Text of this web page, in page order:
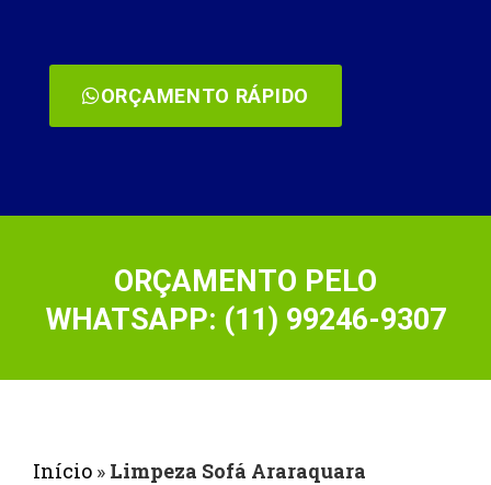
ORÇAMENTO RÁPIDO
ORÇAMENTO PELO
WHATSAPP: (11) 99246-9307
Início » Limpeza Sofá Araraquara